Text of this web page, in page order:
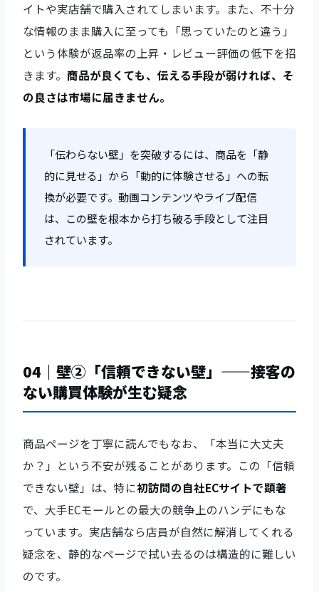
イトや実店舗で購入されてしまいます。また、不十分
な情報のまま購入に至っても「思っていたのと違う」
という体験が返品率の上昇・レビュー評価の低下を招
きます。 商品が良くても、伝える手段が弱ければ、そ
の良さは市場に届きません。
「伝わらない壁」を突破するには、商品を「静
的に見せる」から「動的に体験させる」への転
換が必要です。動画コンテンツやライブ配信
は、この壁を根本から打ち破る手段として注目
されています。
04｜壁②「信頼できない壁」——接客の
ない購買体験が生む疑念
商品ページを丁寧に読んでもなお、「本当に大丈夫
か？」という不安が残ることがあります。この「信頼
できない壁」は、特に初訪問の自社ECサイトで顕著
で、大手ECモールとの最大の競争上のハンデにもな
っています。実店舗なら店員が自然に解消してくれる
疑念を、静的なページで拭い去るのは構造的に難しい
のです。